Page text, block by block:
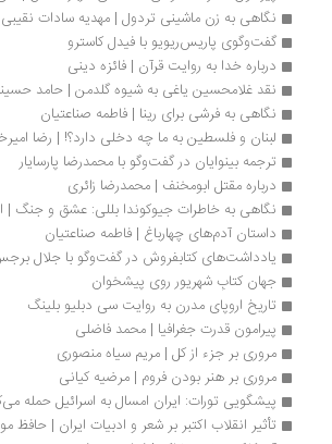
نگاهی به زن ماشینی تردول | مهدیه سادات نقیبی
گفت‌وگوی پاریس‌ریویو با فیدل کاسترو
درباره خدا به روایت قرآن | فائزه دینی
نقد غلامحسین یاغی به شیوه گلدمن | حامد حسینی‌پناه
نگاهی به فرشی برای رینا | فاطمه صناعتیان
لبنان و فلسطین به ما چه دخلی دارد؟! | رضا امیرخانی
ترجمه بینوایان در گفت‌وگو با محمدرضا پارسایار
درباره مقتل ابومخنف | محمدرضا زائری
نگاهی به خاطرات جیوکوندا بللی: عشق و جنگ | استفان
داستان آدم‌های چهارباغ | فاطمه صناعتیان
یادداشت‌های کتابفروش در گفت‌و‌گو با جلال برجس
جهان کتابِ شهریور روی پیشخوان
تاریخ اروپای مدرن به روایت سی دبلیو بلینگ
پیرامون قدرت جغرافیا | محمد فاضلی
مروری بر جزء از کل | مریم سیاه منصوری
مروری بر هنر بودن فروم | مرضیه کیانی
پیشگویی تورات: ایران امسال به اسرائیل حمله می‌کند
تأثیر انقلاب اکتبر بر شعر و ادبیات ایران | حافظ موسوی